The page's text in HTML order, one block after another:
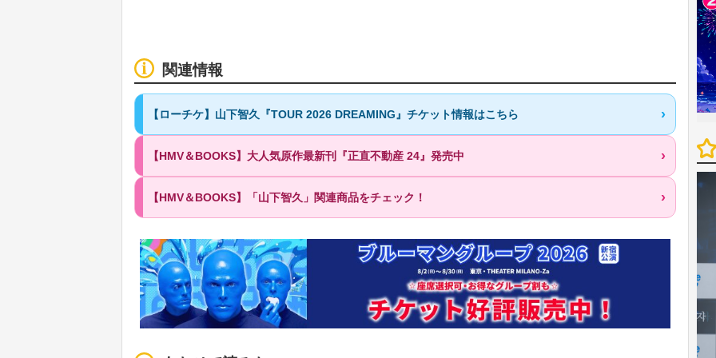
関連情報
【ローチケ】山下智久『TOUR 2026 DREAMING』チケット情報はこちら
【HMV＆BOOKS】大人気原作最新刊『正直不動産 24』発売中
【HMV＆BOOKS】「山下智久」関連商品をチェック！